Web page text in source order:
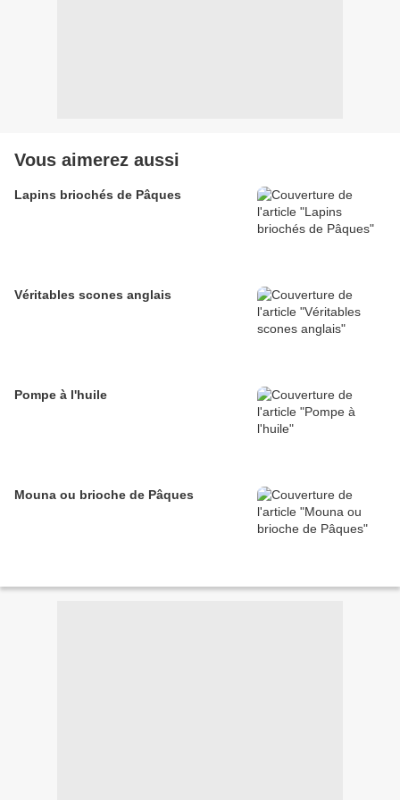
Vous aimerez aussi
Lapins briochés de Pâques
Véritables scones anglais
Pompe à l'huile
Mouna ou brioche de Pâques